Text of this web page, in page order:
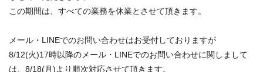
この期間は、すべての業務を休業とさせて頂きます。
メール・LINEでのお問い合わせはお受付しておりますが
8/12(火)17時以降のメール・LINEでのお問い合わせに関しまして
は、8/18(月)より順次対応させて頂きます。